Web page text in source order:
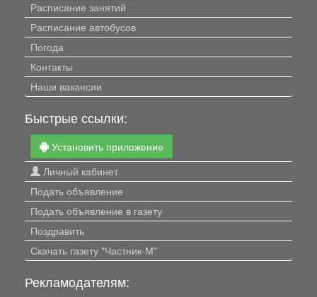
Расписание занятий
Расписание автобусов
Погода
Контакты
Наши вакансии
Быстрые ссылки:
Установить приложение
Личный кабинет
Подать объявление
Подать объявление в газету
Поздравить
Скачать газету "Частник-М"
Рекламодателям: